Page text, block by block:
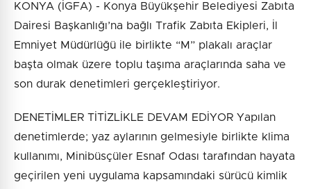
KONYA (İGFA) - Konya Büyükşehir Belediyesi Zabıta
Dairesi Başkanlığı’na bağlı Trafik Zabıta Ekipleri, İl
Emniyet Müdürlüğü ile birlikte “M” plakalı araçlar
başta olmak üzere toplu taşıma araçlarında saha ve
son durak denetimleri gerçekleştiriyor.
DENETİMLER TİTİZLİKLE DEVAM EDİYOR Yapılan
denetimlerde; yaz aylarının gelmesiyle birlikte klima
kullanımı, Minibüsçüler Esnaf Odası tarafından hayata
geçirilen yeni uygulama kapsamındaki sürücü kimlik